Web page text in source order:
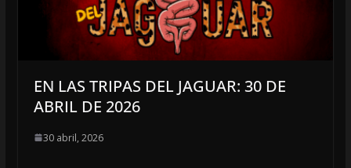
EN LAS TRIPAS DEL JAGUAR: 30 DE
ABRIL DE 2026
30 abril, 2026